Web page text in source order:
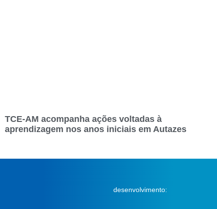
TCE-AM acompanha ações voltadas à
aprendizagem nos anos iniciais em Autazes
desenvolvimento: